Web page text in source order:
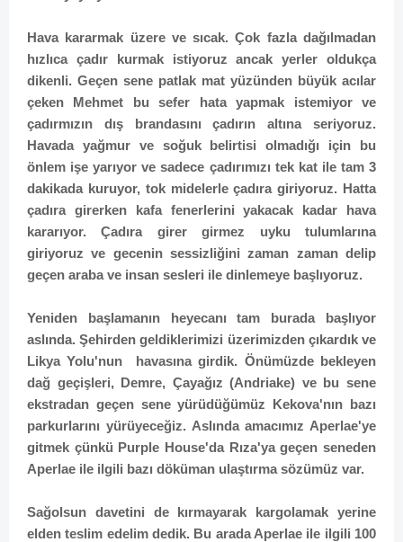
Hava kararmak üzere ve sıcak. Çok fazla dağılmadan
hızlıca çadır kurmak istiyoruz ancak yerler oldukça
dikenli. Geçen sene patlak mat yüzünden büyük acılar
çeken Mehmet bu sefer hata yapmak istemiyor ve
çadırmızın dış brandasını çadırın altına seriyoruz.
Havada yağmur ve soğuk belirtisi olmadığı için bu
önlem işe yarıyor ve sadece çadırımızı tek kat ile tam 3
dakikada kuruyor, tok midelerle çadıra giriyoruz. Hatta
çadıra girerken kafa fenerlerini yakacak kadar hava
kararıyor. Çadıra girer girmez uyku tulumlarına
giriyoruz ve gecenin sessizliğini zaman zaman delip
geçen araba ve insan sesleri ile dinlemeye başlıyoruz.
Yeniden başlamanın heyecanı tam burada başlıyor
aslında. Şehirden geldiklerimizi üzerimizden çıkardık ve
Likya Yolu'nun havasına girdik. Önümüzde bekleyen
dağ geçişleri, Demre, Çayağız (Andriake) ve bu sene
ekstradan geçen sene yürüdüğümüz Kekova'nın bazı
parkurlarını yürüyeceğiz. Aslında amacımız Aperlae'ye
gitmek çünkü Purple House'da Rıza'ya geçen seneden
Aperlae ile ilgili bazı döküman ulaştırma sözümüz var.
Sağolsun davetini de kırmayarak kargolamak yerine
elden teslim edelim dedik. Bu arada Aperlae ile ilgili 100